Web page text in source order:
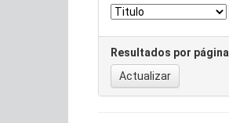
Resultados por página